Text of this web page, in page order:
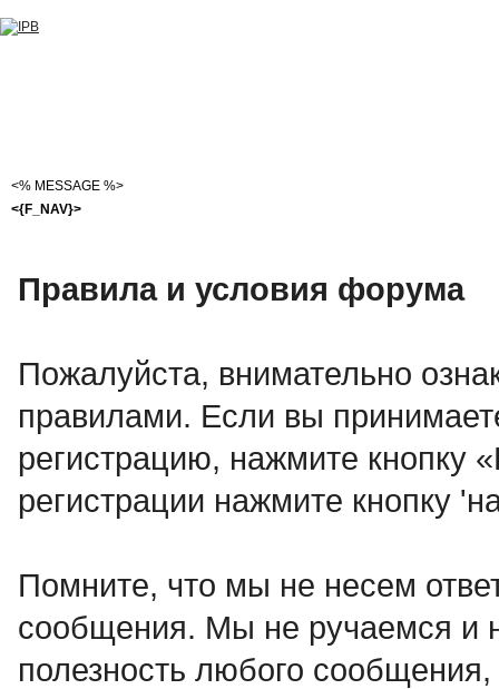
<% MESSAGE %>
<{F_NAV}>
Правила и условия форума
Пожалуйста, внимательно
правилами. Если вы
регистрацию, нажмите кнопку
регистрации нажмите кнопку
Помните, что мы не несем
сообщения. Мы не ручаемся и
полезность любого